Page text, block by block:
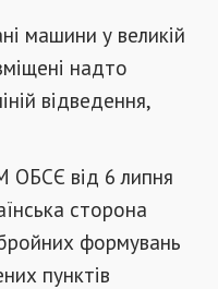
машини у великій
надто
відведення,
ОБСЄ від 6 липня
сторона
формувань
пунктів